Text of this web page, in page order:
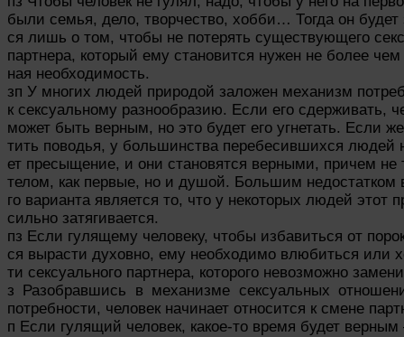
были семья, дело, творчество, хобби… Тогда он будет
ся лишь о том, чтобы не потерять существующего
партнера, который ему становится нужен не более
ная необходимость.
зп У многих людей природой заложен механизм
к сексуальному разнообразию. Если его сдерживать,
может быть верным, но это будет его угнетать. Если
тить поводья, у большинства перебесившихся людей
ет пресыщение, и они становятся верными, причем не
телом, как первые, но и душой. Большим недостатком
го варианта является то, что у некоторых людей этот
сильно затягивается.
пз Если гулящему человеку, чтобы избавиться от
ся вырасти духовно, ему необходимо влюбиться или
ти сексуального партнера, которого невозможно
з Разобравшись в механизме сексуальных
потребности, человек начинает относится к смене
п Если гулящий человек, какое-то время будет